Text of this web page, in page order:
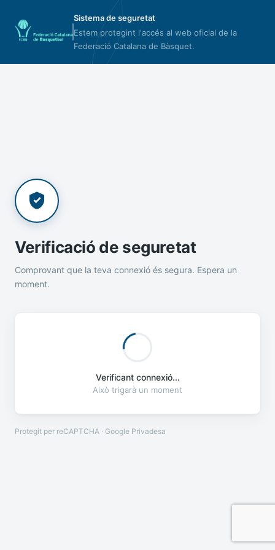
Sistema de seguretat
Estem protegint l'accés al web oficial de la
Federació Catalana de Bàsquet.
Verificació de seguretat
Comprovant que la teva connexió és segura. Espera un
moment.
Verificant connexió...
Això trigarà un moment
Protegit per reCAPTCHA · Google Privadesa